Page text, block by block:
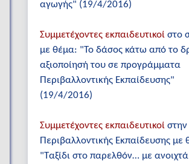
αγωγής" (19/4/2016)
Συμμετέχοντες εκπαιδευτικοί στο
με θέμα: "Το δάσος κάτω από το
αξιοποίησή του σε προγράμματα
Περιβαλλοντικής Εκπαίδευσης"
(19/4/2016)
Συμμετέχοντες εκπαιδευτικοί
Περιβαλλοντικής Εκπαίδευσης με
"Ταξίδι στο παρελθόν… με